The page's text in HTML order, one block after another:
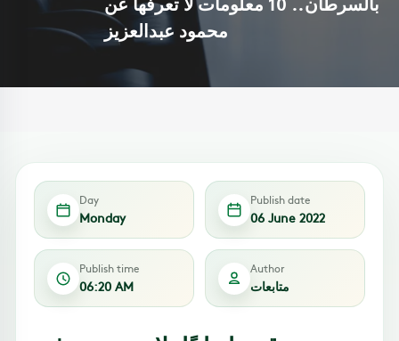
محمود عبدالعزيز
Day
Monday
Publish date
06 June 2022
Publish time
06:20 AM
Author
متابعات